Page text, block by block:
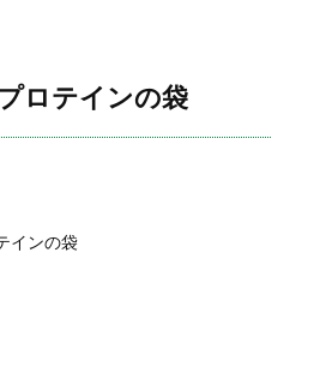
ロテインの袋
インの袋